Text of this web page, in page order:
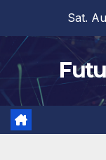
content
Sat.